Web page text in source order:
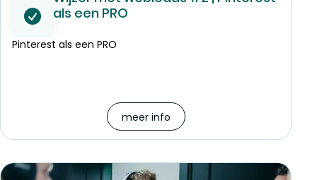
als een PRO
Pinterest als een PRO
meer info